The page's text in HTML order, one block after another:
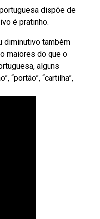
dispõe de
é pratinho.
diminutivo também
maiores do que o
alguns
“portão”, “cartilha”,